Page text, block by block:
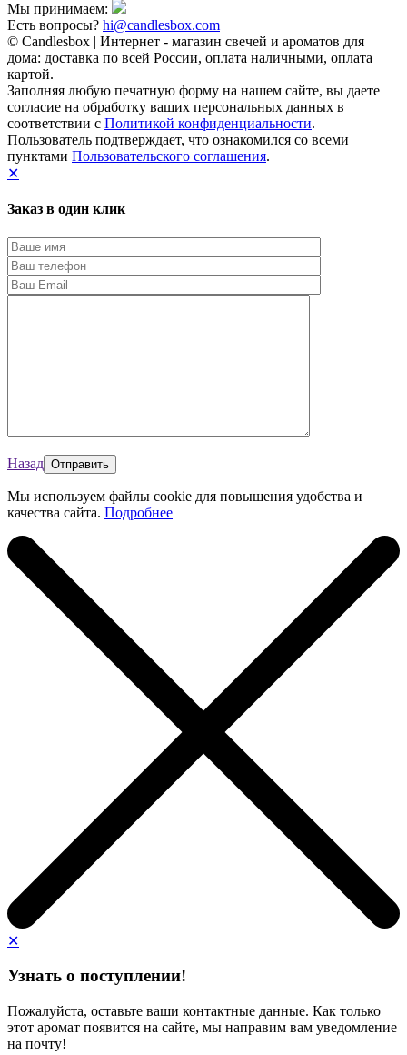
Мы принимаем:
Есть вопросы? hi@candlesbox.com
© Candlesbox | Интернет - магазин свечей и ароматов для
дома: доставка по всей России, оплата наличными, оплата
картой.
Заполняя любую печатную форму на нашем сайте, вы даете
согласие на обработку ваших персональных данных в
соответствии с Политикой конфиденциальности.
Пользователь подтверждает, что ознакомился со всеми
пунктами Пользовательского соглашения.
✕
Заказ в один клик
Назад
Мы используем файлы cookie для повышения удобства и
качества сайта. Подробнее
✕
Узнать о поступлении!
Пожалуйста, оставьте ваши контактные данные. Как только
этот аромат появится на сайте, мы направим вам уведомление
на почту!